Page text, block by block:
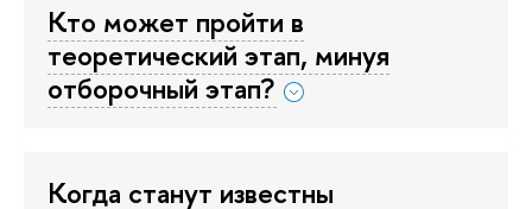
Кто может пройти в
теоретический этап, минуя
отборочный этап?
Когда станут известны